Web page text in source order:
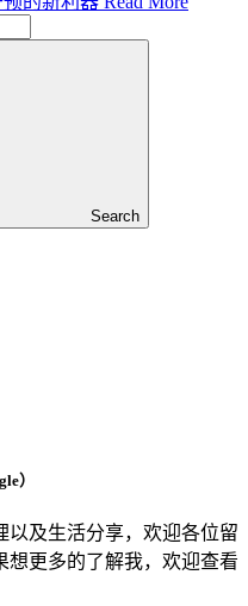
Search
）
以及生活分享，欢迎各位留
想更多的了解我，欢迎查看